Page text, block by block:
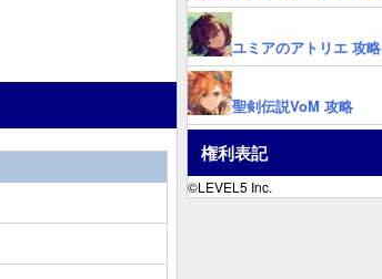
ユミアのアトリエ 攻略
聖剣伝説VoM 攻略
権利表記
©LEVEL5 Inc.